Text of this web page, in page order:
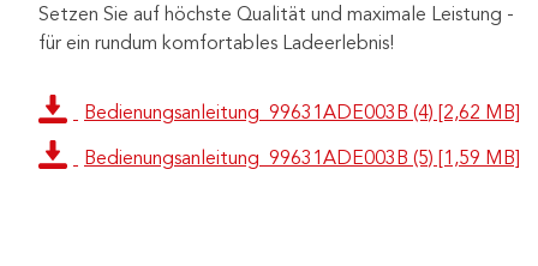
Setzen Sie auf höchste Qualität und maximale Leistung -
für ein rundum komfortables Ladeerlebnis!
Bedienungsanleitung_99631ADE003B (4) [2,62 MB]
Bedienungsanleitung_99631ADE003B (5) [1,59 MB]